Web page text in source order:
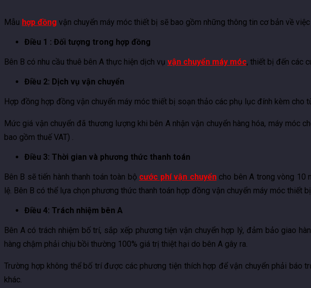
Mẫu hợp đồng vận chuyển máy móc thiết bị sẽ bao gồm những thông tin cơ bản về
Điều 1 : Đối tượng trong hợp đồng
Bên B có nhu cầu thuê bên A thực hiện dịch vụ vận chuyển máy móc, thiết bị đến các
Điều 2: Dịch vụ vận chuyển
Hợp đồng hợp đồng vận chuyển máy móc thiết bị soạn thảo các phụ lục đính kèm cho
Mức giá vận chuyển đã thương lượng khi bên A nhận vận chuyển hàng hóa, máy móc
bao gồm thuế VAT) .
Điều 3: Thời gian và phương thức thanh toán
Bên B sẽ tiến hành thanh toán toàn bộ cước phí vận chuyểncho bên A trong vòng 10
lệ. Bên B có thể lựa chọn phương thức thanh toán hợp đồng vận chuyển máy móc thiết
Điều 4: Trách nhiệm bên A
Bên A có trách nhiệm bố trí, sắp xếp phương tiện vận chuyển hợp lý, đảm bảo giao
hàng chậm phải chịu bồi thường 100% giá trị thiệt hại do bên A gây ra.
Trường hợp không thể bố trí được các phương tiện thích hợp để vận chuyển phải
khác.